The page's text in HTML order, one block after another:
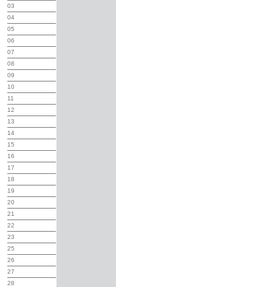
03
04
05
06
07
08
09
10
11
12
13
14
15
16
17
18
19
20
21
22
23
25
26
27
28